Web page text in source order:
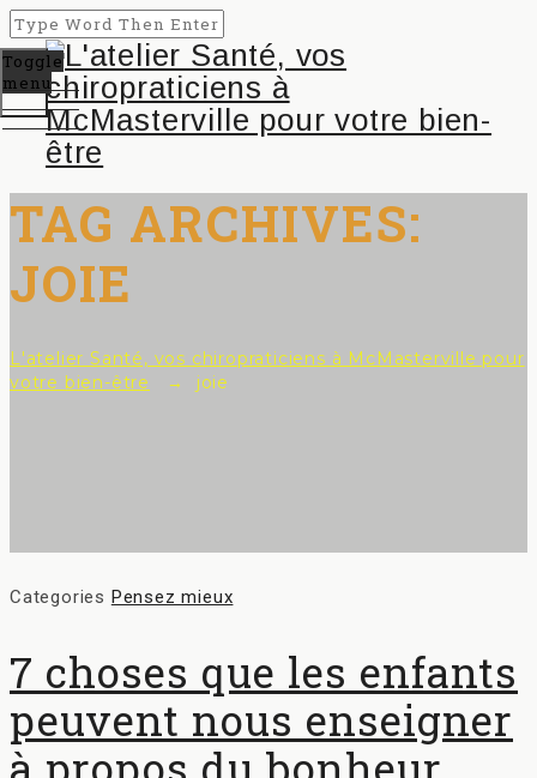
Toggle
menu
TAG ARCHIVES:
JOIE
L'atelier Santé, vos chiropraticiens à McMasterville pour
votre bien-être
→ joie
Categories Pensez mieux
7 choses que les enfants
peuvent nous enseigner